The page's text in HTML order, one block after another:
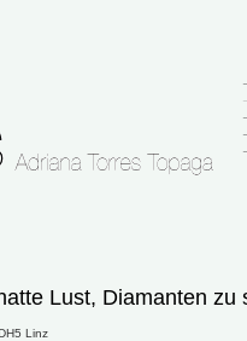
Lust, Diamanten zu
Linz